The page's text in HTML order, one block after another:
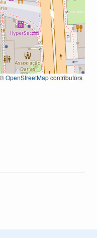
©OpenStreetMapcontributors